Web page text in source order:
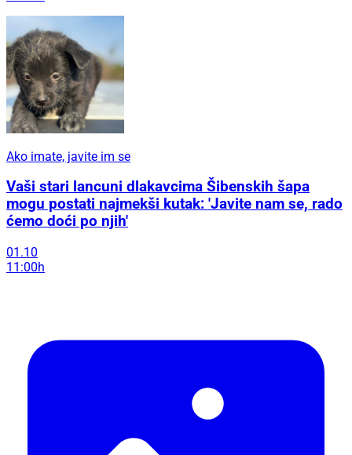
Ako imate, javite im se
Vaši stari lancuni dlakavcima Šibenskih šapa
mogu postati najmekši kutak: 'Javite nam se, rado
ćemo doći po njih'
01.10
11:00h